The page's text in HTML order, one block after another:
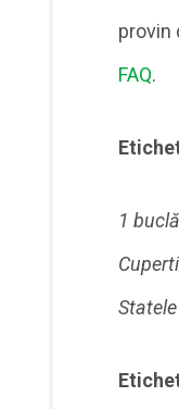
provin
FAQ.
1